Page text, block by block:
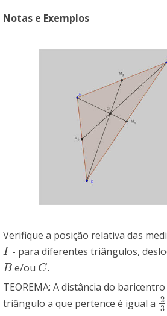
Notas e Exemplos
Verifique a posição relativa das
I
I - para diferentes triângulos,
B
B e/ou C
C .
TEOREMA: A distância do
triângulo a que pertence é igual a 2
3
23